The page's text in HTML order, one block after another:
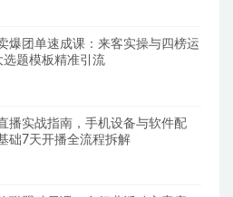
爆团单速成课：来客实操与四榜运
选题模板精准引流
播实战指南，手机设备与软件配
础7天开播全流程拆解